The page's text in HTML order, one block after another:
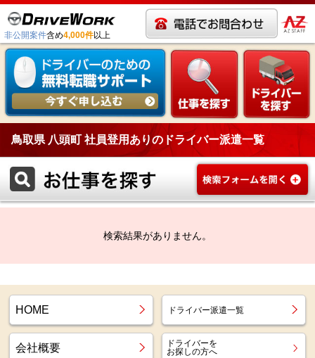
非公開案件含め4,000件以上
鳥取県 八頭町 社員登用ありのドライバー派遣一覧
検索結果がありません。
HOME ドライバー派遣一覧
会社概要
ドライバーを
お探しの方へ